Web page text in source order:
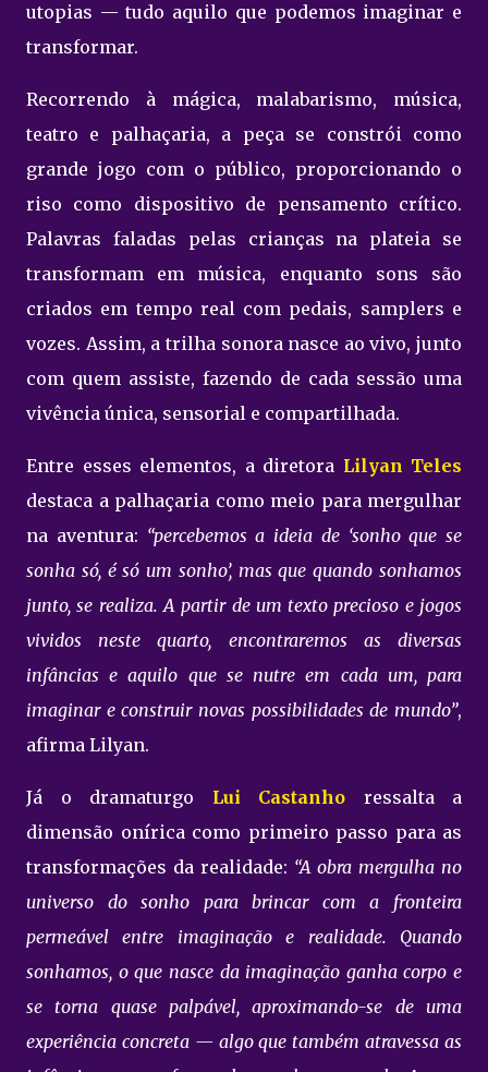
utopias — tudo aquilo que podemos imaginar e
transformar.
Recorrendo à mágica, malabarismo, música,
teatro e palhaçaria, a peça se constrói como
grande jogo com o público, proporcionando o
riso como dispositivo de pensamento crítico.
Palavras faladas pelas crianças na plateia se
transformam em música, enquanto sons são
criados em tempo real com pedais, samplers e
vozes. Assim, a trilha sonora nasce ao vivo, junto
com quem assiste, fazendo de cada sessão uma
vivência única, sensorial e compartilhada.
Entre esses elementos, a diretora Lilyan Teles
destaca a palhaçaria como meio para mergulhar
na aventura: “percebemos a ideia de ‘sonho que se
sonha só, é só um sonho’, mas que quando sonhamos
junto, se realiza. A partir de um texto precioso e jogos
vividos neste quarto, encontraremos as diversas
infâncias e aquilo que se nutre em cada um, para
imaginar e construir novas possibilidades de mundo”,
afirma Lilyan.
Já o dramaturgo Lui Castanho ressalta a
dimensão onírica como primeiro passo para as
transformações da realidade: “A obra mergulha no
universo do sonho para brincar com a fronteira
permeável entre imaginação e realidade. Quando
sonhamos, o que nasce da imaginação ganha corpo e
se torna quase palpável, aproximando-se de uma
experiência concreta — algo que também atravessa as